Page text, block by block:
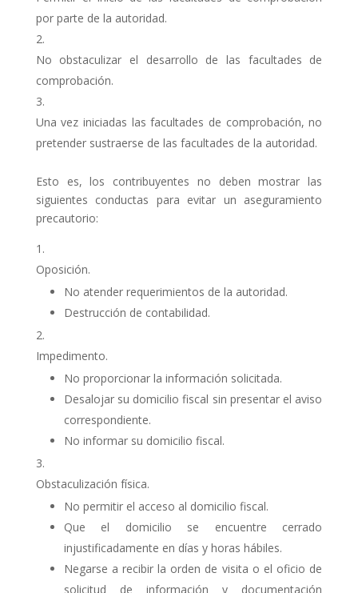
por parte de la autoridad.
No obstaculizar el desarrollo de las facultades de
comprobación.
Una vez iniciadas las facultades de comprobación, no
pretender sustraerse de las facultades de la autoridad.
Esto es, los contribuyentes no deben mostrar las
siguientes conductas para evitar un aseguramiento
precautorio:
Oposición.
No atender requerimientos de la autoridad.
Destrucción de contabilidad.
Impedimento.
No proporcionar la información solicitada.
Desalojar su domicilio fiscal sin presentar el aviso
correspondiente.
No informar su domicilio fiscal.
Obstaculización física.
No permitir el acceso al domicilio fiscal.
Que el domicilio se encuentre cerrado
injustificadamente en días y horas hábiles.
Negarse a recibir la orden de visita o el oficio de
solicitud de información y documentación